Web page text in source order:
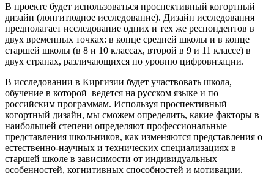
В проекте будет использоваться проспективный когортный
дизайн (лонгитюдное исследование). Дизайн исследования
предполагает исследование одних и тех же респондентов в
двух временных точках: в конце средней школы и в конце
старшей школы (в 8 и 10 классах, второй в 9 и 11 классе) в
двух странах, различающихся по уровню цифровизации.
В исследовании в Киргизии будет участвовать школа,
обучение в которой ведется на русском языке и по
российским программам. Используя проспективный
когортный дизайн, мы сможем определить, какие факторы в
наибольшей степени определяют профессиональные
представления школьников, как изменяются представления о
естественно-научных и технических специализациях в
старшей школе в зависимости от индивидуальных
особенностей, когнитивных способностей и мотивации.